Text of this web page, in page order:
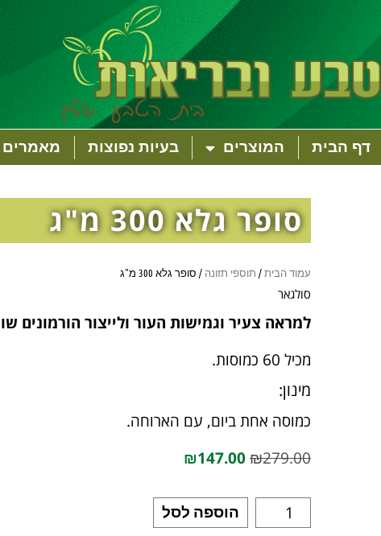
דף הבית המוצרים בעיות נפוצות מאמרים
סופר גלא 300 מ"ג
עמוד הבית/ תוספי תזונה / סופר גלא 300 מ"ג
סולגאר
למראה צעיר וגמישות העור ולייצור הורמונים
מכיל 60 כמוסות.
מינון:
כמוסה אחת ביום, עם הארוחה.
₪279.00
₪147.00
הוספה לסל